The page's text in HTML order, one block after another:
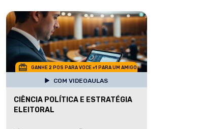
GANHE 2 POS PARA VOCE +1 PARA UM AMIGO
COM VIDEOAULAS
CIÊNCIA POLÍTICA E ESTRATÉGIA
ELEITORAL